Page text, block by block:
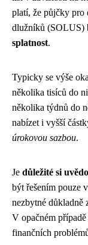
platí, že půjčky pro
dlužníků (SOLUS)
splatnost.
Typicky se výše
několika tisíců do
několika týdnů do
nabízet i vyšší
úrokovou sazbou.
Je důležité si
být řešením pouze
nezbytné důkladně
V opačném
finančních